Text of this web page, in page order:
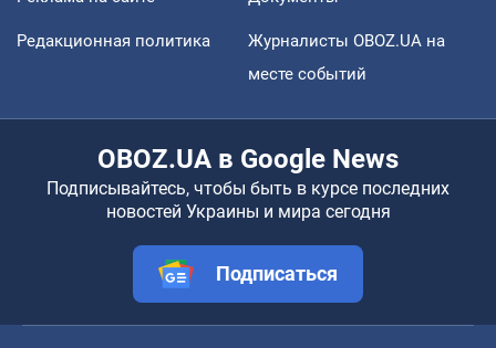
Редакционная политика
Журналисты OBOZ.UA на
месте событий
OBOZ.UA в Google News
Подписывайтесь, чтобы быть в курсе последних
новостей Украины и мира сегодня
Подписаться